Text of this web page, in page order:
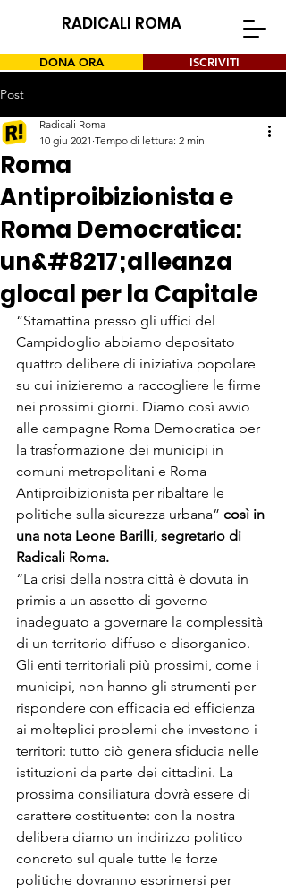
RADICALI ROMA
DONA ORA ISCRIVITI
Post
Roma
Antiproibizionista e
Roma Democratica:
un&#8217;alleanza
glocal per la Capitale
Radicali Roma
10 giu 2021 Tempo di lettura: 2 min
“Stamattina presso gli uffici del
Campidoglio abbiamo depositato
quattro delibere di iniziativa popolare
su cui inizieremo a raccogliere le firme
nei prossimi giorni. Diamo così avvio
alle campagne Roma Democratica per
la trasformazione dei municipi in
comuni metropolitani e Roma
Antiproibizionista per ribaltare le
politiche sulla sicurezza urbana” così in
una nota Leone Barilli, segretario di
Radicali Roma.
“La crisi della nostra città è dovuta in
primis a un assetto di governo
inadeguato a governare la complessità
di un territorio diffuso e disorganico.
Gli enti territoriali più prossimi, come i
municipi, non hanno gli strumenti per
rispondere con efficacia ed efficienza
ai molteplici problemi che investono i
territori: tutto ciò genera sfiducia nelle
istituzioni da parte dei cittadini. La
prossima consiliatura dovrà essere di
carattere costituente: con la nostra
delibera diamo un indirizzo politico
concreto sul quale tutte le forze
politiche dovranno esprimersi per